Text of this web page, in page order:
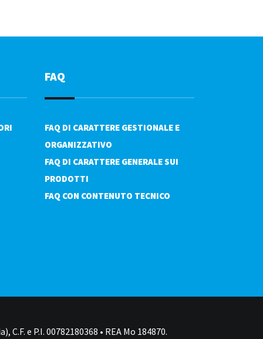
FAQ
FAQ DI CARATTERE GESTIONALE E
ORGANIZZATIVO
FAQ DI CARATTERE GENERALE SUI
PRODOTTI
FAQ CON CONTENUTO TECNICO
e P.I. 00782180368 • REA Mo 184870.